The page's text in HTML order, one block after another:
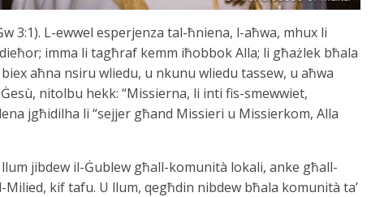
3:1). L-ewwel esperjenza tal-ħniena, l-aħwa, mhux li
imma li tagħraf kemm iħobbok Alla; li għażlek bħala
aħna nsiru wliedu, u nkunu wliedu tassew, u aħwa
nitolbu hekk: “Missierna, li inti fis-smewwiet,
jgħidilha li “sejjer għand Missieri u Missierkom, Alla
jibdew il-Ġublew għall-komunità lokali, anke għall-
Milied, kif tafu. U llum, qegħdin nibdew bħala komunità ta’